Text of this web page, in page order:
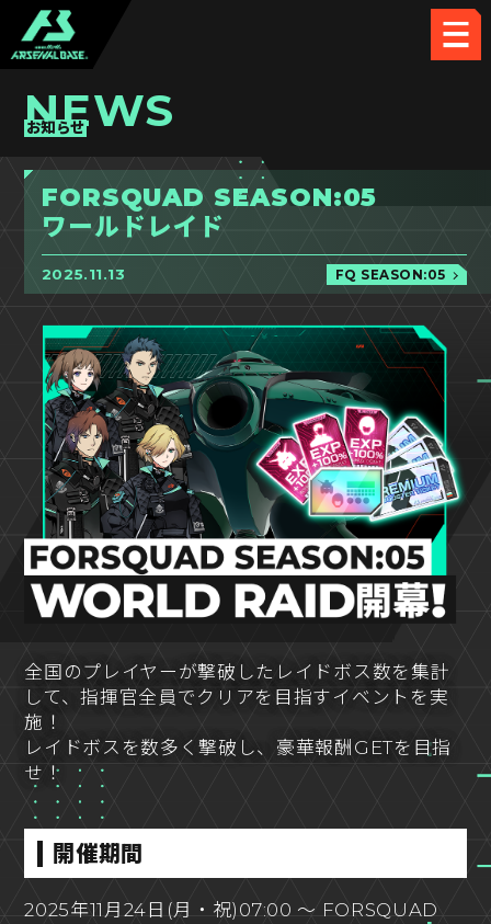
NEWS
お知らせ
FORSQUAD SEASON:05
ワールドレイド
2025.11.13 FQ SEASON:05
全国のプレイヤーが撃破したレイドボス数を集計
して、指揮官全員でクリアを目指すイベントを実
施！
レイドボスを数多く撃破し、豪華報酬GETを目指
せ！
開催期間
2025年11月24日(月・祝)07:00 ～ FORSQUAD